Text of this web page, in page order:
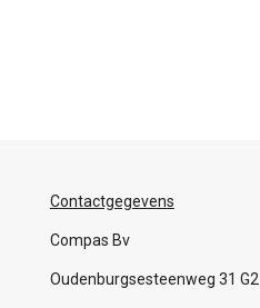
Contactgegevens
Compas Bv
Oudenburgsesteenweg 31 G2